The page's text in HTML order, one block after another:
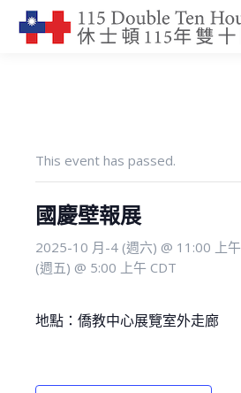
This event has passed.
國慶壁報展
2025-10 月-4 (週六) @ 11:00 上午
(週五) @ 5:00 上午 CDT
地點： 僑教中心展覽室外走廊